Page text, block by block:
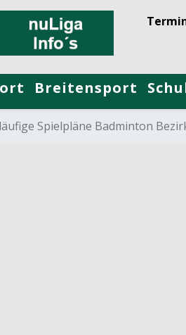
Breitensport
Spielpläne Badminton